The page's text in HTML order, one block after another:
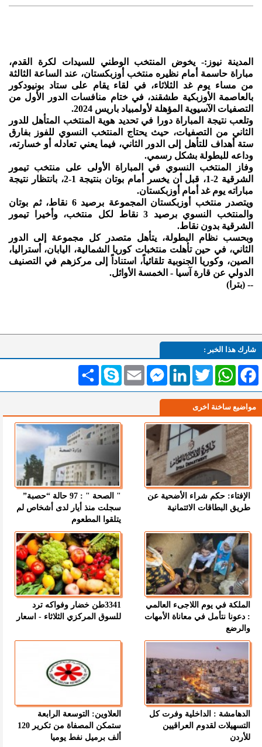
المدينة نيوز:- يخوض المنتخب الوطني للسيدات لكرة القدم،
مباراة حاسمة أمام نظيره منتخب أوزبكستان، عند الساعة الثالثة
من مساء يوم غد الثلاثاء، في لقاء يقام على ستاد بونيودكور
بالعاصمة الأوزبكية طشقند، في ختام منافسات الدور الأول من
التصفيات الآسيوية المؤهلة لأولمبياد باريس 2024.
وتلعب نتيجة المباراة دورا في تحديد هوية المنتخب المتأهل للدور
الثاني من التصفيات، حيث يحتاج المنتخب النسوي للفوز بفارق
ستة أهداف للتأهل إلى الدور الثاني، فيما يعني تعادله أو خسارته،
وداعه للبطولة بشكل رسمي.
وفاز المنتخب النسوي في المباراة الأولى على منتخب تيمور
الشرقية 2-1، قبل أن يخسر أمام بوتان بنتيجة 1-2، بانتظار نتيجة
مباراته يوم غد أمام أوزبكستان.
ويتصدر منتخب أوزبكستان المجموعة برصيد 6 نقاط، ثم بوتان
والمنتخب النسوي برصيد 3 نقاط لكل منتخب، وأخيرا تيمور
الشرقية بدون نقاط.
وبحسب نظام البطولة، يتأهل متصدر كل مجموعة إلى الدور
الثاني، في حين تأهلت منتخبات كوريا الشمالية، اليابان، أستراليا،
الصين، وكوريا الجنوبية تلقائياً، استناداً إلى مركزهم في التصنيف
الدولي عن قارة آسيا - الخمسة الأوائل.
-- (بترا)
شارك هذا الخبر :
انشر Skype Email
MessengerLinkedInTwitterWhatsAppFacebook
مواضيع ساخنة اخرى
الإفتاء: حكم شراء الأضحية عن
طريق البطاقات الائتمانية
" الصحة " : 97 حالة “حصبة”
سجلت منذ أيار لدى أشخاص لم
يتلقوا المطعوم
الملكة في يوم اللاجىء العالمي
: دعونا نتأمل في معاناة الأمهات
والرضع
3341طن خضار وفواكه ترد
للسوق المركزي الثلاثاء - اسعار
الدهامشة : الداخلية وفرت كل
التسهيلات لقدوم العراقيين
للأردن
العلاوين: التوسعة الرابعة
ستمكن المصفاة من تكرير 120
ألف برميل نفط يوميا